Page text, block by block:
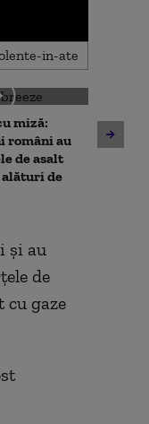
miză:
români au
de asalt
de
10 luni
„Am
și au
de
gaze